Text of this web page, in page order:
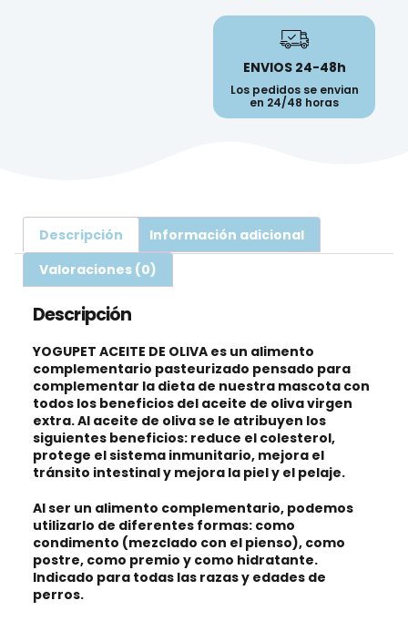
ENVIOS 24-48h
Los pedidos se envian
en 24/48 horas
Descripción
Información adicional
Valoraciones (0)
Descripción
YOGUPET ACEITE DE OLIVA es un alimento
complementario pasteurizado pensado para
complementar la dieta de nuestra mascota con
todos los beneficios del aceite de oliva virgen
extra. Al aceite de oliva se le atribuyen los
siguientes beneficios: reduce el colesterol,
protege el sistema inmunitario, mejora el
tránsito intestinal y mejora la piel y el pelaje.
Al ser un alimento complementario, podemos
utilizarlo de diferentes formas: como
condimento (mezclado con el pienso), como
postre, como premio y como hidratante.
Indicado para todas las razas y edades de
perros.